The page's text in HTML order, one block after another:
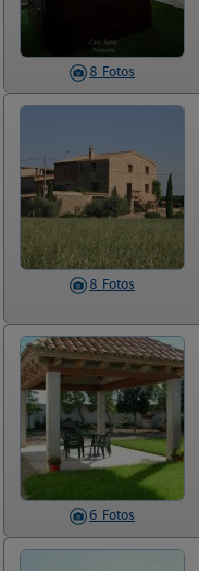
8 Fotos
8 Fotos
6 Fotos